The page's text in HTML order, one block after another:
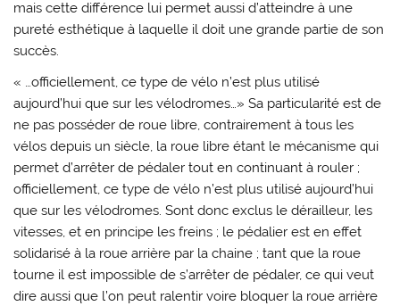
mais cette différence lui permet aussi d’atteindre à une
pureté esthétique à laquelle il doit une grande partie de son
succès.
« …officiellement, ce type de vélo n’est plus utilisé
aujourd’hui que sur les vélodromes…» Sa particularité est de
ne pas posséder de roue libre, contrairement à tous les
vélos depuis un siècle, la roue libre étant le mécanisme qui
permet d’arrêter de pédaler tout en continuant à rouler ;
officiellement, ce type de vélo n’est plus utilisé aujourd’hui
que sur les vélodromes. Sont donc exclus le dérailleur, les
vitesses, et en principe les freins ; le pédalier est en effet
solidarisé à la roue arrière par la chaine ; tant que la roue
tourne il est impossible de s’arrêter de pédaler, ce qui veut
dire aussi que l’on peut ralentir voire bloquer la roue arrière